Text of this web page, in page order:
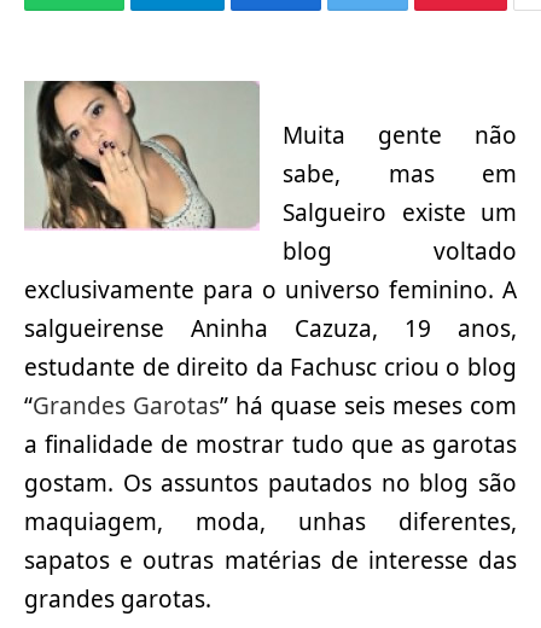
Muita gente não
sabe, mas em
Salgueiro existe um
blog voltado
exclusivamente para o universo feminino. A
salgueirense Aninha Cazuza, 19 anos,
estudante de direito da Fachusc criou o blog
“Grandes Garotas” há quase seis meses com
a finalidade de mostrar tudo que as garotas
gostam. Os assuntos pautados no blog são
maquiagem, moda, unhas diferentes,
sapatos e outras matérias de interesse das
grandes garotas.